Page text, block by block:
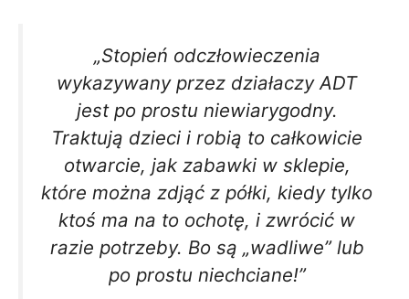
„Stopień odczłowieczenia
wykazywany przez działaczy ADT
jest po prostu niewiarygodny.
Traktują dzieci i robią to całkowicie
otwarcie, jak zabawki w sklepie,
które można zdjąć z półki, kiedy tylko
ktoś ma na to ochotę, i zwrócić w
razie potrzeby. Bo są „wadliwe” lub
po prostu niechciane!”